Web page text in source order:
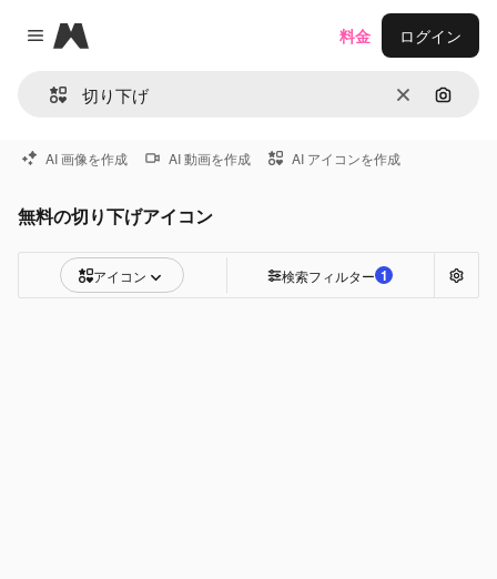
Close menu
Magnific
消去 画像で
料金 ログイン
AI 画像を作成 AI 動画を作成 AI アイコンを作成
無料の切り下げアイコン
アイコン 検索フィルター 1